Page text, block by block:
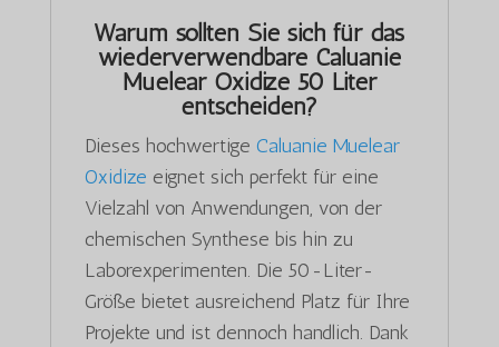
Warum sollten Sie sich für das
wiederverwendbare Caluanie
Muelear Oxidize 50 Liter
entscheiden?
Dieses hochwertige Caluanie Muelear
Oxidize eignet sich perfekt für eine
Vielzahl von Anwendungen, von der
chemischen Synthese bis hin zu
Laborexperimenten. Die 50-Liter-
Größe bietet ausreichend Platz für Ihre
Projekte und ist dennoch handlich. Dank